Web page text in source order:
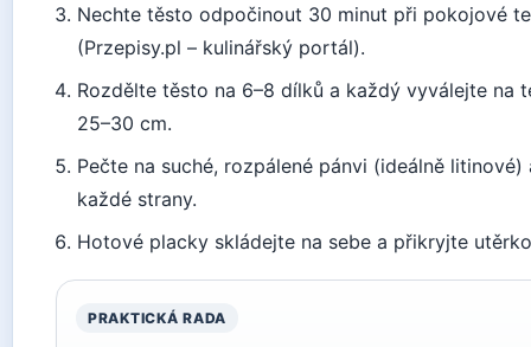
Nechte těsto odpočinout 30 minut při pokojové
(Przepisy.pl – kulinářský portál).
Rozdělte těsto na 6–8 dílků a každý vyválejte na
25–30 cm.
Pečte na suché, rozpálené pánvi (ideálně
každé strany.
Hotové placky skládejte na sebe a přikryjte
PRAKTICKÁ RADA